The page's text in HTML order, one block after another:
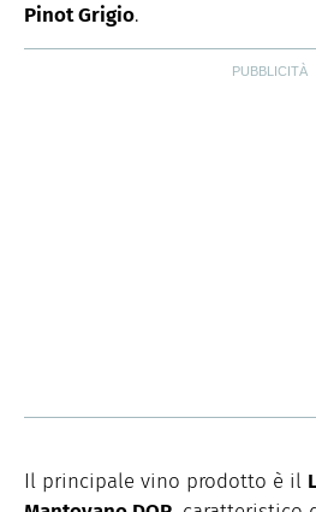
Pinot Grigio.
Il principale vino prodotto è il